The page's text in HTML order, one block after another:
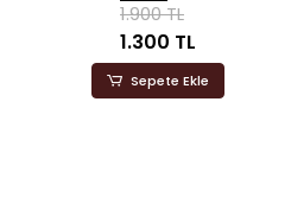
1.900 TL
1.300 TL
Sepete Ekle